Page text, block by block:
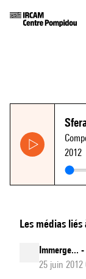
2012
Les médias
Immerge...
25 juin 2012